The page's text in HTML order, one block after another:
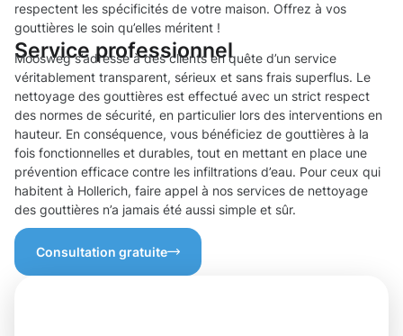
respectent les spécificités de votre maison. Offrez à vos
gouttières le soin qu’elles méritent !
Service professionnel
Moosweg s’adresse à des clients en quête d’un service
véritablement transparent, sérieux et sans frais superflus. Le
nettoyage des gouttières est effectué avec un strict respect
des normes de sécurité, en particulier lors des interventions en
hauteur. En conséquence, vous bénéficiez de gouttières à la
fois fonctionnelles et durables, tout en mettant en place une
prévention efficace contre les infiltrations d’eau. Pour ceux qui
habitent à Hollerich, faire appel à nos services de nettoyage
des gouttières n’a jamais été aussi simple et sûr.
Consultation gratuite